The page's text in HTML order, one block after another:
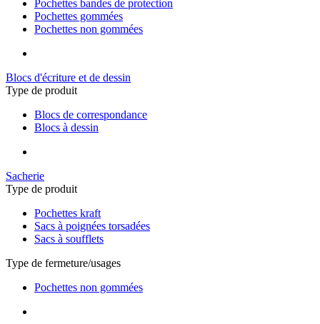
Pochettes bandes de protection
Pochettes gommées
Pochettes non gommées
Blocs d'écriture et de dessin
Type de produit
Blocs de correspondance
Blocs à dessin
Sacherie
Type de produit
Pochettes kraft
Sacs à poignées torsadées
Sacs à soufflets
Type de fermeture/usages
Pochettes non gommées